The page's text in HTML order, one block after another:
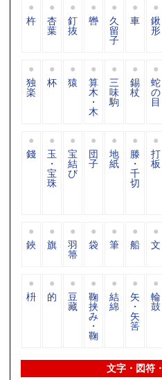
杵 杏
葉
釘
抜
轡 久
留
子
車 鍬
形
独
楽
杯 猿 算
木
・
木
三
味
駒
錫
杖
蛇
の
目
錢 玉
・
宝
珠
宝
結
び
団
子
地
紙
滕
・
千
切
打
板
鋏 旗 羽
箒
袋 筆 船 文
枡 的 豆
藏
鞠
挟
み
・
鞠
結
綿
矢
・
矢
筈
輪
鼓
文字・図符